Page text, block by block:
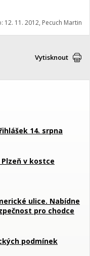
12. 11. 2012, Pecuch Martin
Vytisknout
14. srpna
v kostce
ulice. Nabídne
pro chodce
podmínek